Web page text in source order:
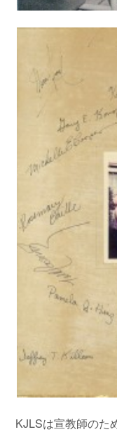
KJLSは宣教師のた